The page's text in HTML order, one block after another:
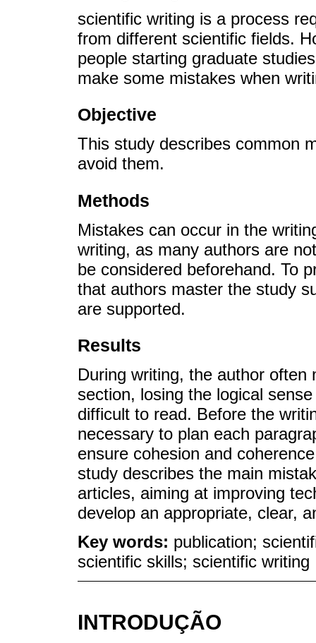
scientific writing is a process
from different scientific fields.
people starting graduate
make some mistakes when
Objective
This study describes common
avoid them.
Methods
Mistakes can occur in the
writing, as many authors are
be considered beforehand. To
that authors master the study
are supported.
Results
During writing, the author
section, losing the logical
difficult to read. Before the
necessary to plan each
ensure cohesion and
study describes the main
articles, aiming at improving
develop an appropriate, clear,
Key words: publication;
scientific skills; scientific writing
INTRODUÇÃO